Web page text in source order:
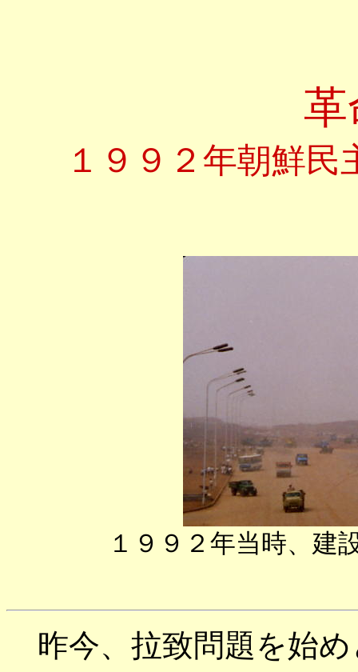
１９９２年朝鮮民
１９９２年当時、建
昨今、拉致問題を始